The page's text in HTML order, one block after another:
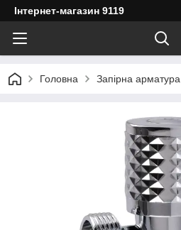
Інтернет-магазин 9119
Головна Запірна арматура